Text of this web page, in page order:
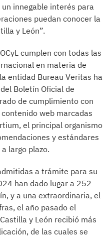
innegable interés para
puedan conocer la
y León”.
cumplen con todas las
en materia de
entidad Bureau Veritas ha
Boletín Oficial de
de cumplimiento con
web marcadas
el principal organismo
y estándares
largo plazo.
a trámite para su
han dado lugar a 252
y a una extraordinaria, el
el año pasado el
y León recibió más
de las cuales se